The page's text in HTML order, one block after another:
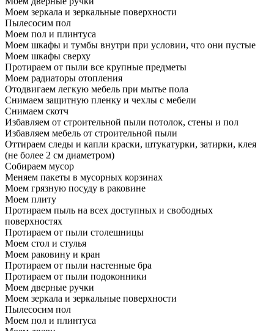
Моем зеркала и зеркальные поверхности
Пылесосим пол
Моем пол и плинтуса
Моем шкафы и тумбы внутри при условии, что они пустые
Моем шкафы сверху
Протираем от пыли все крупные предметы
Моем радиаторы отопления
Отодвигаем легкую мебель при мытье пола
Снимаем защитную пленку и чехлы с мебели
Снимаем скотч
Избавляем от строительной пыли потолок, стены и пол
Избавляем мебель от строительной пыли
Оттираем следы и капли краски, штукатурки, затирки, клея
(не более 2 см диаметром)
Собираем мусор
Меняем пакеты в мусорных корзинах
Моем грязную посуду в раковине
Моем плиту
Протираем пыль на всех доступных и свободных
поверхностях
Протираем от пыли столешницы
Моем стол и стулья
Моем раковину и кран
Протираем от пыли настенные бра
Протираем от пыли подоконники
Моем дверные ручки
Моем зеркала и зеркальные поверхности
Пылесосим пол
Моем пол и плинтуса